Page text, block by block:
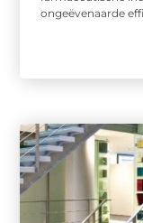
ongeëvenaarde